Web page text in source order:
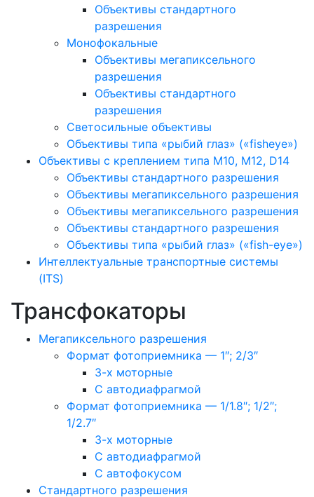
Объективы стандартного
разрешения
Монофокальные
Объективы мегапиксельного
разрешения
Объективы стандартного
разрешения
Светосильные объективы
Объективы типа «рыбий глаз» («fisheye»)
Объективы с креплением типа M10, M12, D14
Объективы стандартного разрешения
Объективы мегапиксельного разрешения
Объективы мегапиксельного разрешения
Объективы стандартного разрешения
Объективы типа «рыбий глаз» («fish-eye»)
Интеллектуальные транспортные системы
(ITS)
Трансфокаторы
Мегапиксельного разрешения
Формат фотоприемника — 1″; 2/3″
3-х моторные
С автодиафрагмой
Формат фотоприемника — 1/1.8″; 1/2″;
1/2.7″
3-х моторные
С автодиафрагмой
С автофокусом
Стандартного разрешения